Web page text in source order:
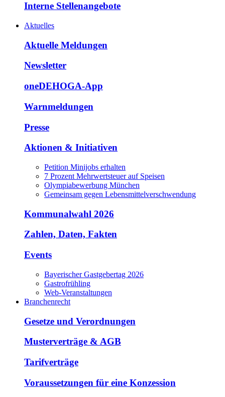
Interne Stellenangebote
Aktuelles
Aktuelle Meldungen
Newsletter
oneDEHOGA-App
Warnmeldungen
Presse
Aktionen & Initiativen
Petition Minijobs erhalten
7 Prozent Mehrwertsteuer auf Speisen
Olympiabewerbung München
Gemeinsam gegen Lebensmittelverschwendung
Kommunalwahl 2026
Zahlen, Daten, Fakten
Events
Bayerischer Gastgebertag 2026
Gastrofrühling
Web-Veranstaltungen
Branchenrecht
Gesetze und Verordnungen
Musterverträge & AGB
Tarifverträge
Voraussetzungen für eine Konzession